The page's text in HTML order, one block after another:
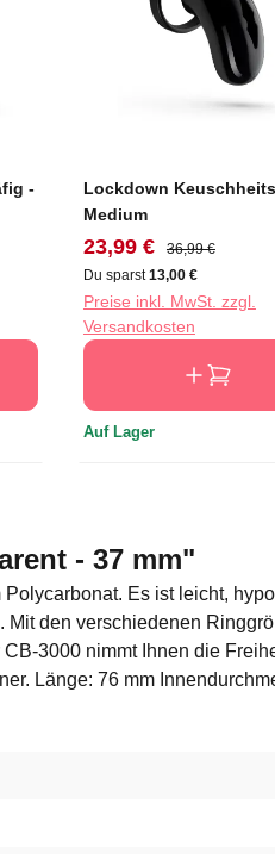
-
Lockdown
Medium
Verkaufspreis:
23,99 € Regulärer Preis:
36,99 €
Du sparst13,00 €
Preise inkl. MwSt. zzgl.
Versandkosten
Auf Lager
- 37 mm"
Es ist leicht,
den verschiedenen
3000 nimmt Ihnen die
Länge: 76 mm